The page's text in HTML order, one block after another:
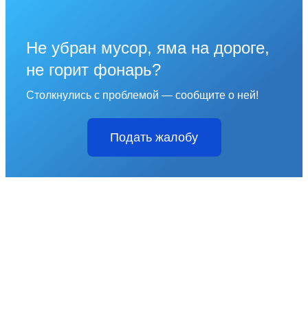
Не убран мусор, яма на дороге,
не горит фонарь?
Столкнулись с проблемой — сообщите о ней!
Подать жалобу